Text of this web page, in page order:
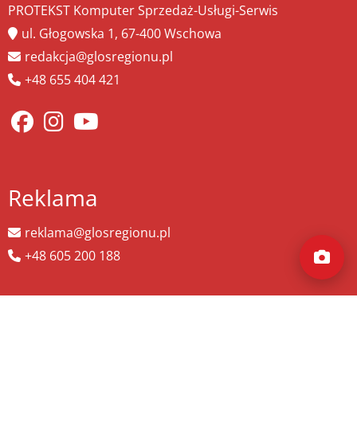
PROTEKST Komputer Sprzedaż-Usługi-Serwis
ul. Głogowska 1, 67-400 Wschowa
redakcja@glosregionu.pl
+48 655 404 421
Reklama
reklama@glosregionu.pl
+48 605 200 188